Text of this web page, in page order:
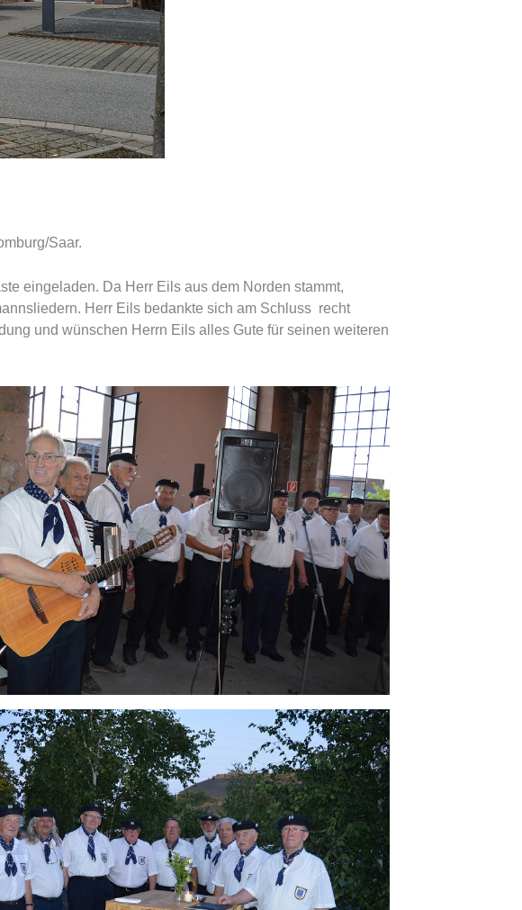
Saar.
eingeladen. Da Herr Eils aus dem Norden stammt,
Herr Eils bedankte sich am Schluss recht
und wünschen Herrn Eils alles Gute für seinen weiteren